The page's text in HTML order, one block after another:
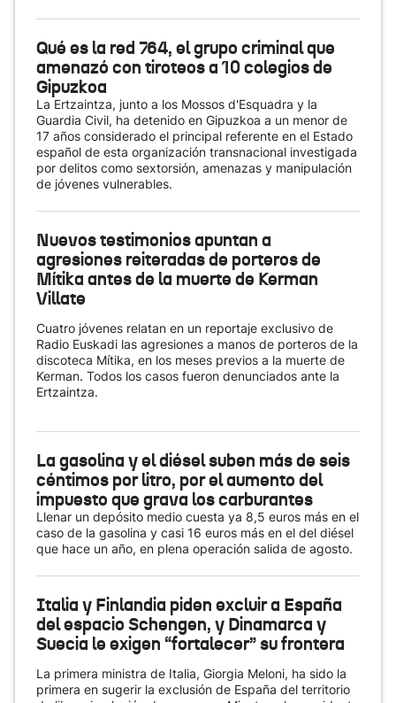
Qué es la red 764, el grupo criminal que
amenazó con tiroteos a 10 colegios de
Gipuzkoa
La Ertzaintza, junto a los Mossos d'Esquadra y la
Guardia Civil, ha detenido en Gipuzkoa a un menor de
17 años considerado el principal referente en el Estado
español de esta organización transnacional investigada
por delitos como sextorsión, amenazas y manipulación
de jóvenes vulnerables.
Nuevos testimonios apuntan a
agresiones reiteradas de porteros de
Mítika antes de la muerte de Kerman
Villate
Cuatro jóvenes relatan en un reportaje exclusivo de
Radio Euskadi las agresiones a manos de porteros de la
discoteca Mítika, en los meses previos a la muerte de
Kerman. Todos los casos fueron denunciados ante la
Ertzaintza.
La gasolina y el diésel suben más de seis
céntimos por litro, por el aumento del
impuesto que grava los carburantes
Llenar un depósito medio cuesta ya 8,5 euros más en el
caso de la gasolina y casi 16 euros más en el del diésel
que hace un año, en plena operación salida de agosto.
Italia y Finlandia piden excluir a España
del espacio Schengen, y Dinamarca y
Suecia le exigen “fortalecer” su frontera
La primera ministra de Italia, Giorgia Meloni, ha sido la
primera en sugerir la exclusión de España del territorio